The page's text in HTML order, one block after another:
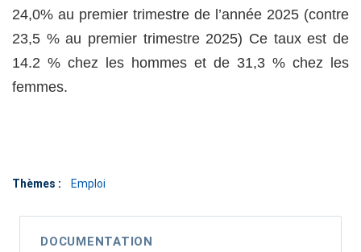
24,0% au premier trimestre de l’année 2025 (contre
23,5 % au premier trimestre 2025) Ce taux est de
14.2 % chez les hommes et de 31,3 % chez les
femmes.
Thèmes : Emploi
DOCUMENTATION